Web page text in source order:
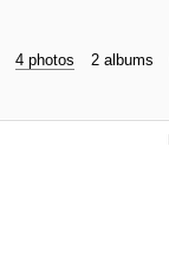
4 photos 2 albums